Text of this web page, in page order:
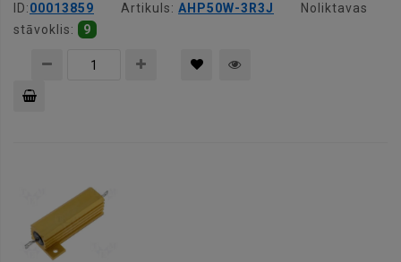
ID:00013859 Artikuls: AHP50W-3R3J
Noliktavas
stāvoklis:
9